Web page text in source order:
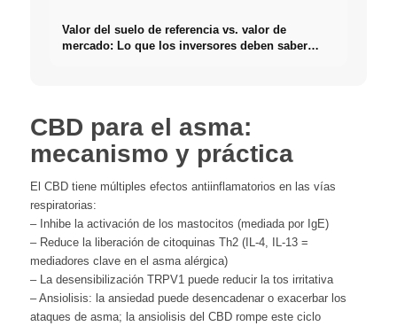
Valor del suelo de referencia vs. valor de
mercado: Lo que los inversores deben saber
CBD para el asma:
mecanismo y práctica
El CBD tiene múltiples efectos antiinflamatorios en las vías
respiratorias:
– Inhibe la activación de los mastocitos (mediada por IgE)
– Reduce la liberación de citoquinas Th2 (IL-4, IL-13 =
mediadores clave en el asma alérgica)
– La desensibilización TRPV1 puede reducir la tos irritativa
– Ansiolisis: la ansiedad puede desencadenar o exacerbar los
ataques de asma; la ansiolisis del CBD rompe este ciclo